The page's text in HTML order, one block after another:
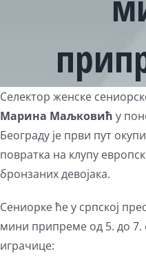
View
Larger
Image
Селектор женске
Марина Маљковић у
Београду је први пут
повратка на клупу
бронзаних девојака.
Сениорке ће у српској
мини припреме од 5. до 7.
играчице: